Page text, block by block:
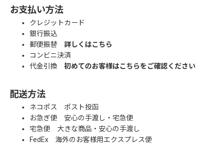
お支払い方法
クレジットカード
銀行振込
郵便振替 詳しくはこちら
コンビニ決済
代金引換 初めてのお客様はこちらをご確認ください
配送方法
ネコポス ポスト投函
お急ぎ便 安心の手渡し・宅急便
宅急便 大きな商品・安心の手渡し
FedEx 海外のお客様用エクスプレス便